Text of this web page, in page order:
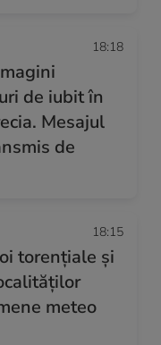
18:18
de iubit în
Mesajul
de
18:15
torențiale și
meteo